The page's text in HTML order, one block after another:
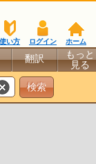
ホーム
ログイン
使い方
翻訳
もっと
見る